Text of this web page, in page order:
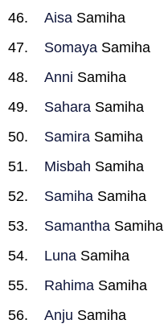
Aisa Samiha
Somaya Samiha
Anni Samiha
Sahara Samiha
Samira Samiha
Misbah Samiha
Samiha Samiha
Samantha Samiha
Luna Samiha
Rahima Samiha
Anju Samiha